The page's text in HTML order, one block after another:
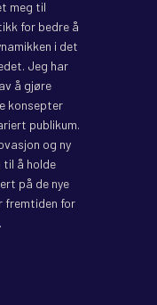
meg til
for bedre å
i det
Jeg har
å gjøre
konsepter
publikum.
og ny
til å holde
på de nye
fremtiden for